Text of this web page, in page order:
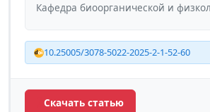
Кафедра биоорганической и
10.25005/3078-5022-2025-2-1-52-60
Скачать статью